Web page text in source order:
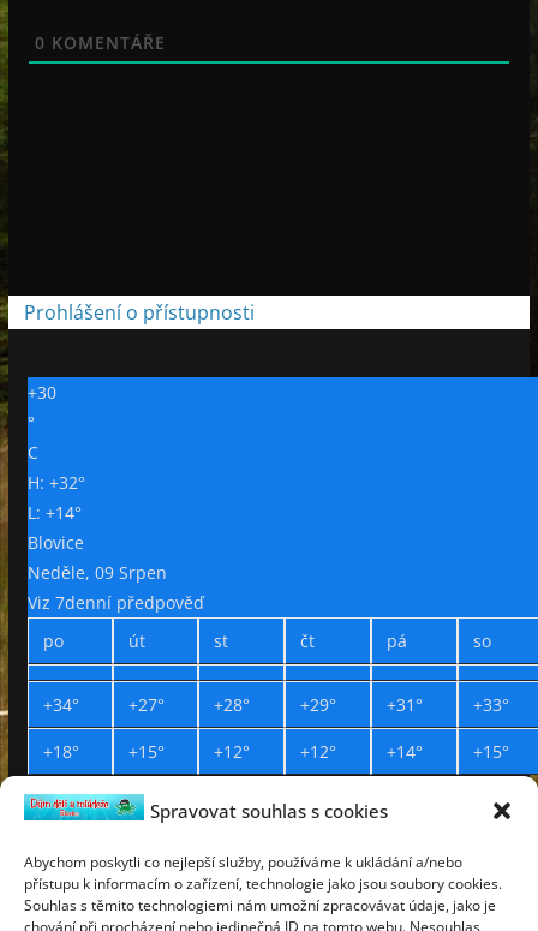
Spravovat souhlas s cookies
Abychom poskytli co nejlepší služby, používáme k ukládání a/nebo
přístupu k informacím o zařízení, technologie jako jsou soubory cookies.
Souhlas s těmito technologiemi nám umožní zpracovávat údaje, jako je
chování při procházení nebo jedinečná ID na tomto webu. Nesouhlas
0 KOMENTÁŘE
Prohlášení o přístupnosti
+30
°
C
H: +32°
L: +14°
Blovice
Neděle, 09 Srpen
Viz 7denní předpověď
po
út st čt pá so
+34° +27° +28° +29° +31° +33°
+18° +15° +12° +12° +14° +15°
Prohlášení o přístupnosti
neděle
9